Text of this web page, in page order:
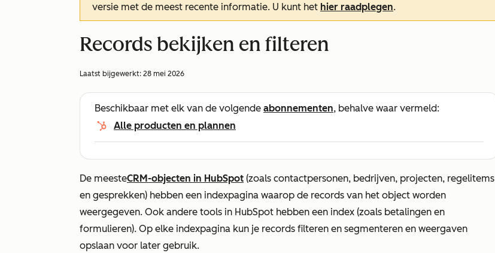
versie met de meest recente informatie. U kunt het hier raadplegen.
Records bekijken en filteren
Laatst bijgewerkt: 28 mei 2026
Beschikbaar met elk van de volgende abonnementen, behalve waar vermeld:
Alle producten en plannen
De meesteCRM-objecten in HubSpot (zoals contactpersonen, bedrijven, projecten, regelitems
en gesprekken) hebben een indexpagina waarop de records van het object worden
weergegeven. Ook andere tools in HubSpot hebben een index (zoals betalingen en
formulieren). Op elke indexpagina kun je records filteren en segmenteren en weergaven
opslaan voor later gebruik.